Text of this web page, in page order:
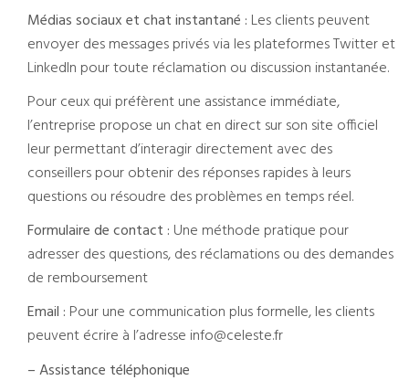
Médias sociaux et chat instantané : Les clients peuvent
envoyer des messages privés via les plateformes Twitter et
LinkedIn pour toute réclamation ou discussion instantanée.
Pour ceux qui préfèrent une assistance immédiate,
l’entreprise propose un chat en direct sur son site officiel
leur permettant d’interagir directement avec des
conseillers pour obtenir des réponses rapides à leurs
questions ou résoudre des problèmes en temps réel.
Formulaire de contact : Une méthode pratique pour
adresser des questions, des réclamations ou des demandes
de remboursement
Email : Pour une communication plus formelle, les clients
peuvent écrire à l’adresse info@celeste.fr
– Assistance téléphonique